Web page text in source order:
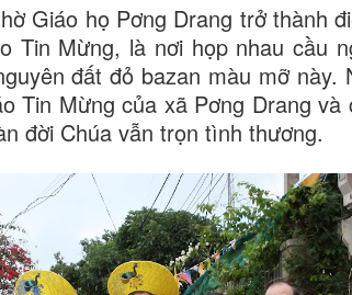
Giáo họ Pơng Drang trở thành
Tin Mừng, là nơi họp nhau cầu
đất đỏ bazan màu mỡ này.
Tin Mừng của xã Pơng Drang và
đời Chúa vẫn trọn tình thương.